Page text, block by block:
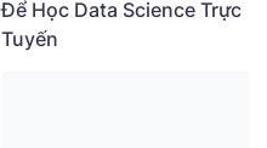
Để Học Data Science Trực
Tuyến